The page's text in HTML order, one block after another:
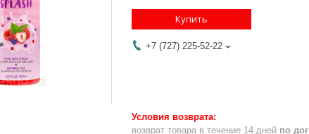
Купить
+7 (727) 225-52-22
возврат товара в течение 14 дней по